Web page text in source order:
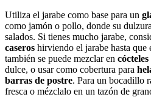
Utiliza el jarabe como base para un
como jamón o pollo, donde su
salados. Si tienes mucho jarabe,
caseros hirviendo el jarabe hasta que
también se puede mezclar en
dulce, o usar como cobertura para
barras de postre. Para un bocadillo
fresca o mézclalo en un tazón de